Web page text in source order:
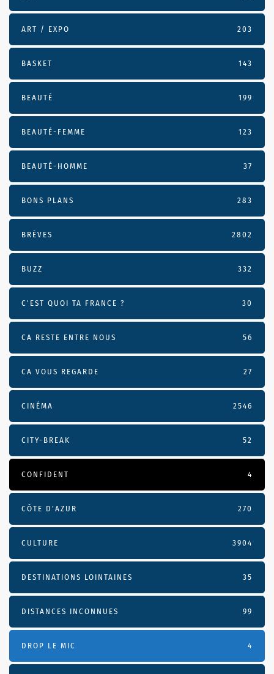
ART / EXPO 203
BASKET 143
BEAUTÉ 199
BEAUTÉ-FEMME 123
BEAUTÉ-HOMME 37
BONS PLANS 283
BRÈVES 2802
BUZZ 332
C'EST QUOI TA FRANCE ? 30
CA RESTE ENTRE NOUS 56
CA VOUS REGARDE 27
CINÉMA 2546
CITY-BREAK 52
CONFIDENT 4
CÔTE D’AZUR 270
CULTURE 3904
DESTINATIONS LOINTAINES 35
DISTANCES INCONNUES 99
DROP LE MIC 4